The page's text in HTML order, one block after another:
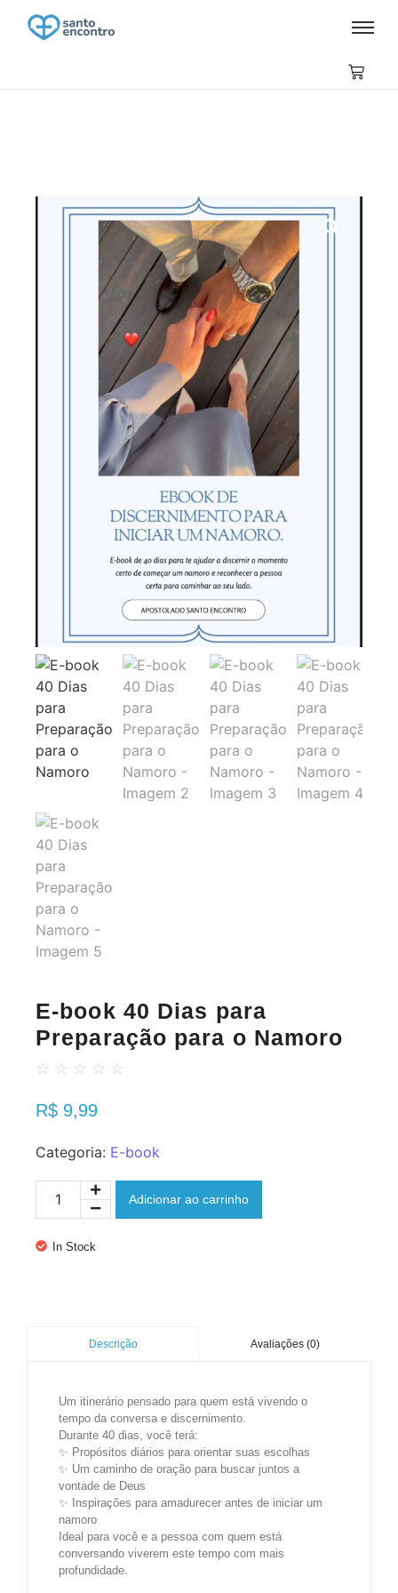
E-book 40 Dias para
Preparação para o Namoro
☆ ☆ ☆ ☆ ☆
R$ 9,99
Categoria: E-book
Adicionar ao carrinho
In Stock
Descrição Avaliações (0)
Um itinerário pensado para quem está vivendo o
tempo da conversa e discernimento.
Durante 40 dias, você terá:
✨ Propósitos diários para orientar suas escolhas
✨ Um caminho de oração para buscar juntos a
vontade de Deus
✨ Inspirações para amadurecer antes de iniciar um
namoro
Ideal para você e a pessoa com quem está
conversando viverem este tempo com mais
profundidade.